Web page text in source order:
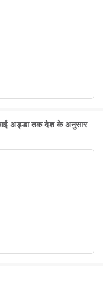
अड्डा तक देश के अनुसार